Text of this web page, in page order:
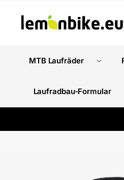
MTB Laufräder
Laufradbau-Formular